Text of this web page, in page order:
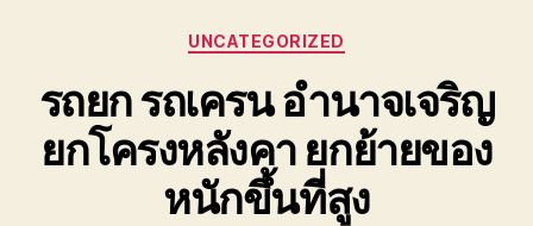
ขนส่ง
เครื่องจักร
โทร
0818900005
Categories
UNCATEGORIZED
รถยก รถเครน อำนาจเจริญ
ยกโครงหลังคา ยกย้ายของ
หนักขึ้นที่สูง